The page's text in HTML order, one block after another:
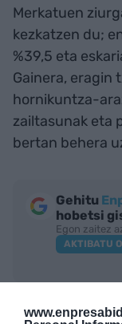
Merkatuen
kezkatzen du;
%39,5 eta
Gainera, eragin
hornikuntza-
zailtasunak eta
bertan behera
Gehitu
hobetsi
Egon zaitez
AKTIBATU